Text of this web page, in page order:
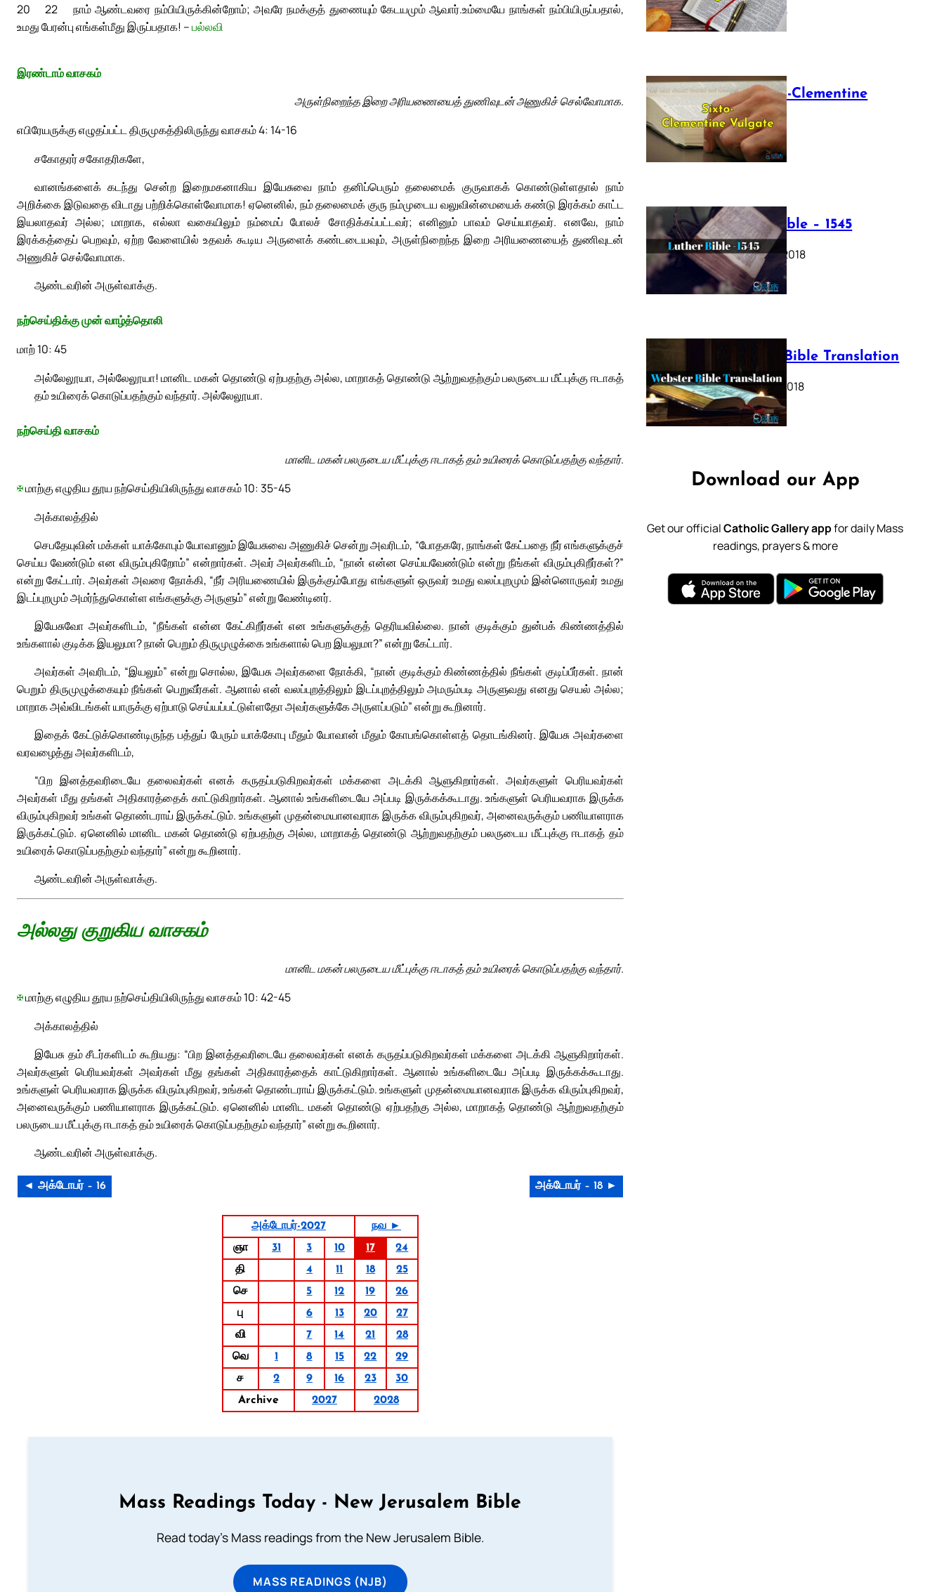
20
நாம் ஆண்டவரை நம்பியிருக்கின்றோம்; அவரே நமக்குத் துணையும் கேடயமும் ஆவார்.
22
உம்மையே நாங்கள் நம்பியிருப்பதால்,
உமது பேரன்பு எங்கள்மீது இருப்பதாக! –பல்லவி
இரண்டாம் வாசகம்
அருள்நிறைந்த இறை அரியணையைத் துணிவுடன் அணுகிச் செல்வோமாக.
எபிரேயருக்கு எழுதப்பட்ட திருமுகத்திலிருந்து வாசகம் 4: 14-16
சகோதரர் சகோதரிகளே,
வானங்களைக் கடந்து சென்ற இறைமகனாகிய இயேசுவை நாம் தனிப்பெரும் தலைமைக் குருவாகக் கொண்டுள்ளதால் நாம்
அறிக்கை இடுவதை விடாது பற்றிக்கொள்வோமாக! ஏனெனில், நம் தலைமைக் குரு நம்முடைய வலுவின்மையைக் கண்டு இரக்கம் காட்ட
இயலாதவர் அல்ல; மாறாக, எல்லா வகையிலும் நம்மைப் போலச் சோதிக்கப்பட்டவர்; எனினும் பாவம் செய்யாதவர். எனவே, நாம்
இரக்கத்தைப் பெறவும், ஏற்ற வேளையில் உதவக் கூடிய அருளைக் கண்டடையவும், அருள்நிறைந்த இறை அரியணையைத் துணிவுடன்
அணுகிச் செல்வோமாக.
ஆண்டவரின் அருள்வாக்கு.
நற்செய்திக்கு முன் வாழ்த்தொலி
மாற் 10: 45
அல்லேலூயா, அல்லேலூயா! மானிட மகன் தொண்டு ஏற்பதற்கு அல்ல, மாறாகத் தொண்டு ஆற்றுவதற்கும் பலருடைய மீட்புக்கு ஈடாகத்
தம் உயிரைக் கொடுப்பதற்கும் வந்தார். அல்லேலூயா.
நற்செய்தி வாசகம்
மானிட மகன் பலருடைய மீட்புக்கு ஈடாகத் தம் உயிரைக் கொடுப்பதற்கு வந்தார்.
✠மாற்கு எழுதிய தூய நற்செய்தியிலிருந்து வாசகம் 10: 35-45
அக்காலத்தில்
செபதேயுவின் மக்கள் யாக்கோபும் யோவானும் இயேசுவை அணுகிச் சென்று அவரிடம், “போதகரே, நாங்கள் கேட்பதை நீர் எங்களுக்குச்
செய்ய வேண்டும் என விரும்புகிறோம்” என்றார்கள். அவர் அவர்களிடம், “நான் என்ன செய்யவேண்டும் என்று நீங்கள் விரும்புகிறீர்கள்?”
என்று கேட்டார். அவர்கள் அவரை நோக்கி, “நீர் அரியணையில் இருக்கும்போது எங்களுள் ஒருவர் உமது வலப்புறமும் இன்னொருவர் உமது
இடப்புறமும் அமர்ந்துகொள்ள எங்களுக்கு அருளும்” என்று வேண்டினர்.
இயேசுவோ அவர்களிடம், “நீங்கள் என்ன கேட்கிறீர்கள் என உங்களுக்குத் தெரியவில்லை. நான் குடிக்கும் துன்பக் கிண்ணத்தில்
உங்களால் குடிக்க இயலுமா? நான் பெறும் திருமுழுக்கை உங்களால் பெற இயலுமா?” என்று கேட்டார்.
அவர்கள் அவரிடம், “இயலும்” என்று சொல்ல, இயேசு அவர்களை நோக்கி, “நான் குடிக்கும் கிண்ணத்தில் நீங்கள் குடிப்பீர்கள். நான்
பெறும் திருமுழுக்கையும் நீங்கள் பெறுவீர்கள். ஆனால் என் வலப்புறத்திலும் இடப்புறத்திலும் அமரும்படி அருளுவது எனது செயல் அல்ல;
மாறாக அவ்விடங்கள் யாருக்கு ஏற்பாடு செய்யப்பட்டுள்ளதோ அவர்களுக்கே அருளப்படும்” என்று கூறினார்.
இதைக் கேட்டுக்கொண்டிருந்த பத்துப் பேரும் யாக்கோபு மீதும் யோவான் மீதும் கோபங்கொள்ளத் தொடங்கினர். இயேசு அவர்களை
வரவழைத்து அவர்களிடம்,
“பிற இனத்தவரிடையே தலைவர்கள் எனக் கருதப்படுகிறவர்கள் மக்களை அடக்கி ஆளுகிறார்கள். அவர்களுள் பெரியவர்கள்
அவர்கள் மீது தங்கள் அதிகாரத்தைக் காட்டுகிறார்கள். ஆனால் உங்களிடையே அப்படி இருக்கக்கூடாது. உங்களுள் பெரியவராக இருக்க
விரும்புகிறவர் உங்கள் தொண்டராய் இருக்கட்டும். உங்களுள் முதன்மையானவராக இருக்க விரும்புகிறவர், அனைவருக்கும் பணியாளராக
இருக்கட்டும். ஏனெனில் மானிட மகன் தொண்டு ஏற்பதற்கு அல்ல, மாறாகத் தொண்டு ஆற்றுவதற்கும் பலருடைய மீட்புக்கு ஈடாகத் தம்
உயிரைக் கொடுப்பதற்கும் வந்தார்” என்று கூறினார்.
ஆண்டவரின் அருள்வாக்கு.
அல்லது குறுகிய வாசகம்
மானிட மகன் பலருடைய மீட்புக்கு ஈடாகத் தம் உயிரைக் கொடுப்பதற்கு வந்தார்.
✠மாற்கு எழுதிய தூய நற்செய்தியிலிருந்து வாசகம் 10: 42-45
அக்காலத்தில்
இயேசு தம் சீடர்களிடம் கூறியது: “பிற இனத்தவரிடையே தலைவர்கள் எனக் கருதப்படுகிறவர்கள் மக்களை அடக்கி ஆளுகிறார்கள்.
அவர்களுள் பெரியவர்கள் அவர்கள் மீது தங்கள் அதிகாரத்தைக் காட்டுகிறார்கள். ஆனால் உங்களிடையே அப்படி இருக்கக்கூடாது.
உங்களுள் பெரியவராக இருக்க விரும்புகிறவர், உங்கள் தொண்டராய் இருக்கட்டும். உங்களுள் முதன்மையானவராக இருக்க விரும்புகிறவர்,
அனைவருக்கும் பணியாளராக இருக்கட்டும். ஏனெனில் மானிட மகன் தொண்டு ஏற்பதற்கு அல்ல, மாறாகத் தொண்டு ஆற்றுவதற்கும்
பலருடைய மீட்புக்கு ஈடாகத் தம் உயிரைக் கொடுப்பதற்கும் வந்தார்” என்று கூறினார்.
ஆண்டவரின் அருள்வாக்கு.
◄ அக்டோபர் – 16 அக்டோபர் – 18 ►
அக்டோபர்-2027
நவ ►
ஞா
31 3 10 17
24
தி
4 11 18
25
செ
5 12 19
26
பு
6 13 20
27
வி
7 14 21
28
வெ
1 8 15 22
29
ச
2 9 16 23
30
Archive
2027 2028
Mass Readings Today - New Jerusalem Bible
Read today's Mass readings from the New Jerusalem Bible.
MASS READINGS (NJB)
July 16, 2025
The Sixto-Clementine
Vulgate
July 12, 2025
Luther Bible – 1545
October 17, 2018
Webster Bible Translation
October 11, 2018
Download our App
Get our officialCatholic Gallery appfor daily Mass
readings, prayers & more